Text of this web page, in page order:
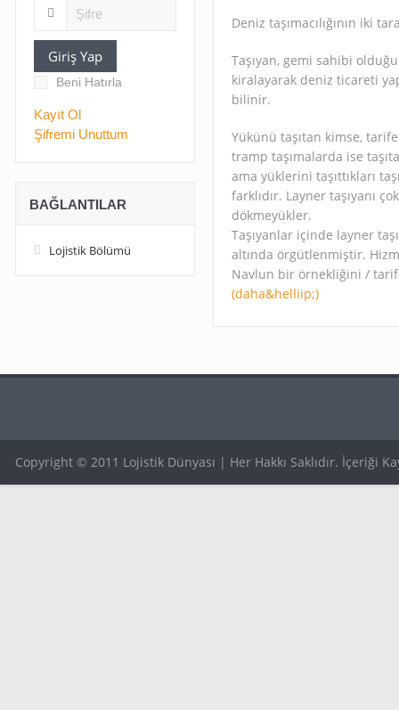
Deniz taşımacılığının iki
Taşıyan, gemi sahibi
kiralayarak deniz ticareti
bilinir.
Yükünü taşıtan kimse,
tramp taşımalarda ise
ama yüklerini taşıttıkları
farklıdır. Layner taşıyanı
dökmeyükler.
Taşıyanlar içinde layner
altında örgütlenmiştir.
Navlun bir örnekliğini /
(daha&helliip;)
Giriş Yap
Beni Hatırla
Kayıt Ol
Şifremi Unuttum
BAĞLANTILAR
Lojistik Bölümü
Copyright © 2011 Lojistik Dünyası | Her Hakkı Saklıdır. İçeriği